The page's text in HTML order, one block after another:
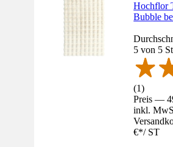
Hochflor
Bubble
5 von 5
(1)
Preis —
inkl.
€*/ ST